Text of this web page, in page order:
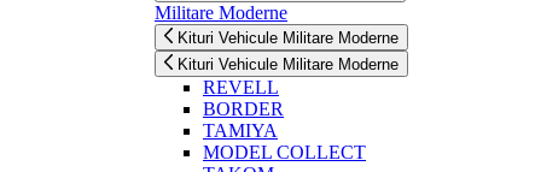
Militare Moderne
Kituri Vehicule Militare Moderne
Kituri Vehicule Militare Moderne
REVELL
BORDER
TAMIYA
MODEL COLLECT